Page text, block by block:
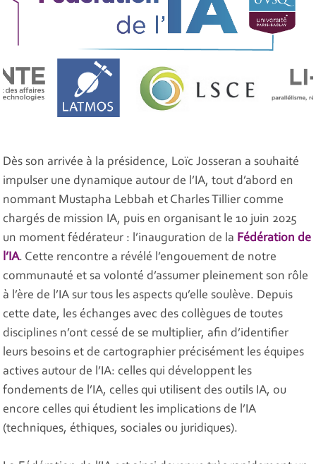
Dès son arrivée à la présidence, Loïc Josseran a souhaité
impulser une dynamique autour de l’IA, tout d’abord en
nommant Mustapha Lebbah et Charles Tillier comme
chargés de mission IA, puis en organisant le 10 juin 2025
un moment fédérateur : l’inauguration de la Fédération de
l’IA. Cette rencontre a révélé l’engouement de notre
communauté et sa volonté d’assumer pleinement son rôle
à l’ère de l’IA sur tous les aspects qu’elle soulève. Depuis
cette date, les échanges avec des collègues de toutes
disciplines n’ont cessé de se multiplier, afin d’identifier
leurs besoins et de cartographier précisément les équipes
actives autour de l’IA: celles qui développent les
fondements de l’IA, celles qui utilisent des outils IA, ou
encore celles qui étudient les implications de l’IA
(techniques, éthiques, sociales ou juridiques).